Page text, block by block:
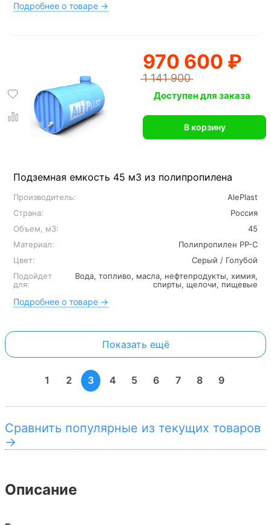
Подробнее о товаре →
Подземная емкость 45 м3 из полипропилена
Производитель:
AlePlast
Страна:
Россия
Объем, м3:
45
Материал:
Полипропилен PP-C
Цвет:
Серый / Голубой
Подойдет
для:
Вода, топливо, масла, нефтепродукты, химия,
спирты, щелочи, пищевые
Подробнее о товаре →
970 600 ₽
1 141 900
Доступен для заказа
В корзину
Показать ещё
1 2 3 4 5 6 7 8 9
Сравнить популярные из текущих товаров
→
Описание